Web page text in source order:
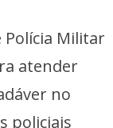
Polícia Militar
atender
no
policiais